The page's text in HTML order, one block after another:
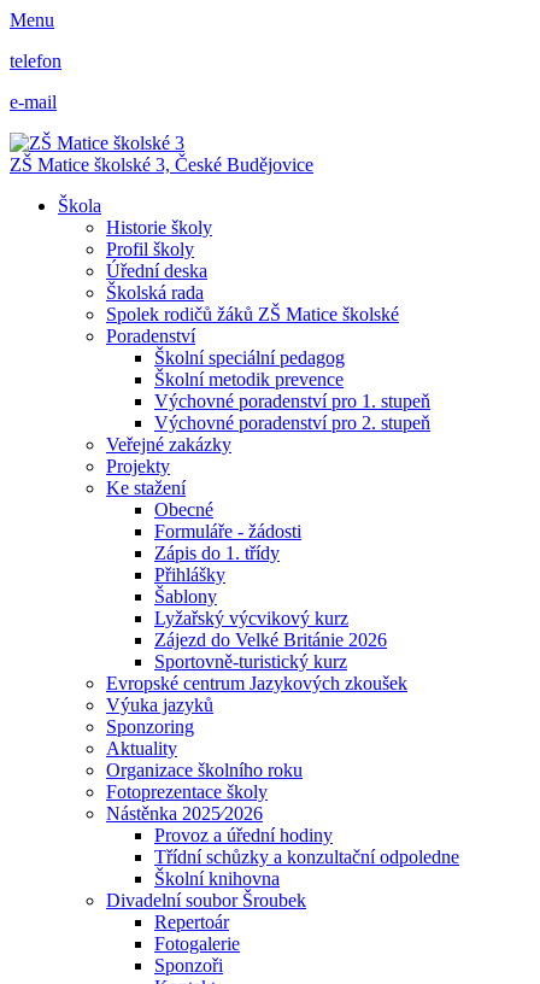
Menu
telefon
e-mail
ZŠ Matice školské 3, České Budějovice
Škola
Historie školy
Profil školy
Úřední deska
Školská rada
Spolek rodičů žáků ZŠ Matice školské
Poradenství
Školní speciální pedagog
Školní metodik prevence
Výchovné poradenství pro 1. stupeň
Výchovné poradenství pro 2. stupeň
Veřejné zakázky
Projekty
Ke stažení
Obecné
Formuláře - žádosti
Zápis do 1. třídy
Přihlášky
Šablony
Lyžařský výcvikový kurz
Zájezd do Velké Británie 2026
Sportovně-turistický kurz
Evropské centrum Jazykových zkoušek
Výuka jazyků
Sponzoring
Aktuality
Organizace školního roku
Fotoprezentace školy
Nástěnka 2025⁄2026
Provoz a úřední hodiny
Třídní schůzky a konzultační odpoledne
Školní knihovna
Divadelní soubor Šroubek
Repertoár
Fotogalerie
Sponzoři